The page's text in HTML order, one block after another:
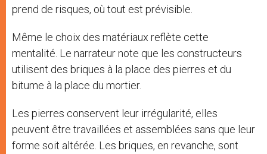
prend de risques, où tout est prévisible.
Même le choix des matériaux reflète cette
mentalité. Le narrateur note que les constructeurs
utilisent des briques à la place des pierres et du
bitume à la place du mortier.
Les pierres conservent leur irrégularité, elles
peuvent être travaillées et assemblées sans que leur
forme soit altérée. Les briques, en revanche, sont